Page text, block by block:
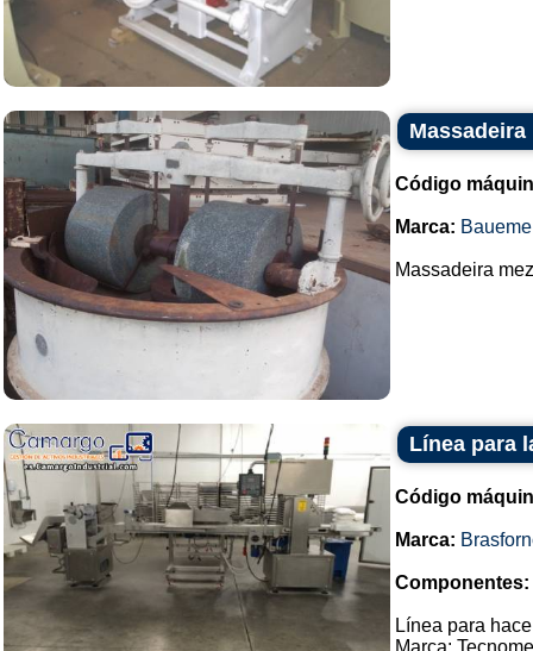
Código
Marca:
Massadeira
Línea para
Código
Marca:
Componentes:
Línea para
Marca: